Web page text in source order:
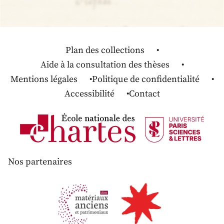
Plan des collections
Aide à la consultation des thèses
Mentions légales
Politique de confidentialité
Accessibilité
Contact
Nos partenaires